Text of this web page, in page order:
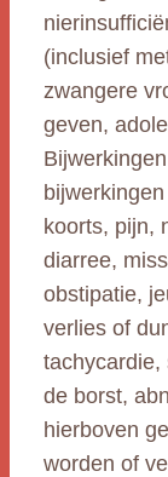
(inclusief
zwangere
geven,
koorts, pijn,
diarree,
obstipatie,
verlies of
tachycardie,
de borst,
hierboven
worden of